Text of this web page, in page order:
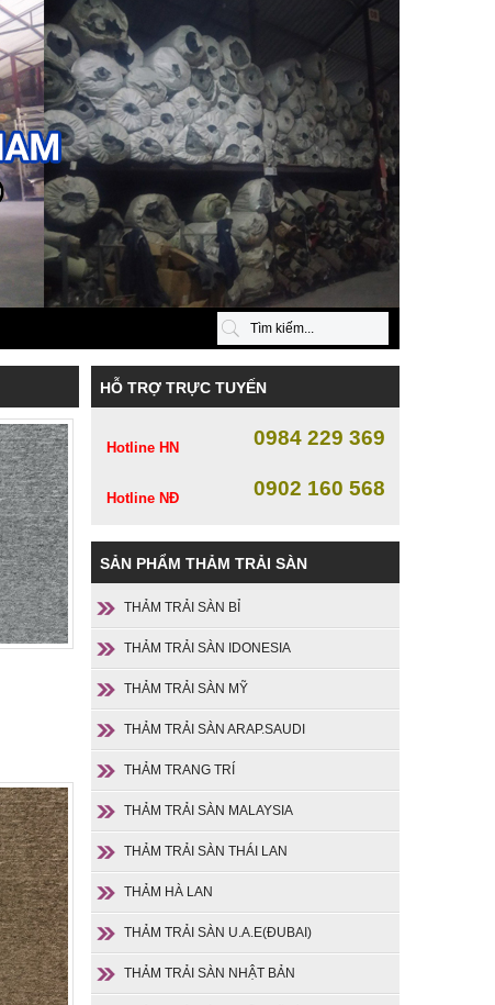
HỖ TRỢ TRỰC TUYẾN
Hotline HN 0984 229 369
Hotline NĐ 0902 160 568
SẢN PHẨM THẢM TRẢI SÀN
THẢM TRẢI SÀN BỈ
THẢM TRẢI SÀN IDONESIA
THẢM TRẢI SÀN MỸ
THẢM TRẢI SÀN ARAP.SAUDI
THẢM TRANG TRÍ
THẢM TRẢI SÀN MALAYSIA
THẢM TRẢI SÀN THÁI LAN
THẢM HÀ LAN
THẢM TRẢI SÀN U.A.E(ĐUBAI)
THẢM TRẢI SÀN NHẬT BẢN